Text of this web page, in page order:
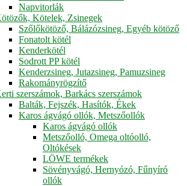
Napvitorlák
Kötelek, Zsinegek
Szőlőkötöző, Bálázózsineg, Egyéb kötöző
Fonatolt kötél
Kenderkötél
Sodrott PP kötél
Kenderzsineg, Jutazsineg, Pamuzsineg
Rakományrögzítő
szerszámok, Barkács szerszámok
Balták, Fejszék, Hasítók, Ékek
Karos ágvágó ollók, Metszőollók
Karos ágvágó ollók
Metszőolló, Omega oltóolló,
Oltókések
LÖWE termékek
Sövényvágó, Hernyózó, Fűnyíró
ollók